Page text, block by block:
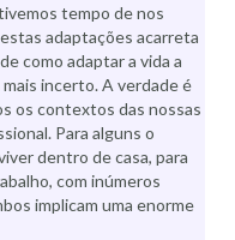
tempo de nos
adaptações acarreta
como adaptar a vida a
incerto. A verdade é
os contextos das nossas
Para alguns o
dentro de casa, para
com inúmeros
implicam uma enorme